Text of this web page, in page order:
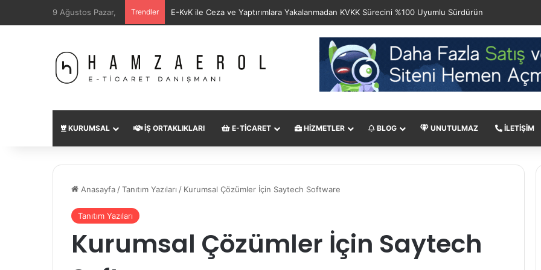
9 Ağustos Pazar, Trendler SEO Uzmanı Nedir?
KURUMSAL İŞ ORTAKLIKLARI E-TICARET HIZMETLER BLOG UNUTULMAZ İLETIŞIM
Anasayfa /Tanıtım Yazıları / Kurumsal Çözümler İçin Saytech Software
Tanıtım Yazıları
Kurumsal Çözümler İçin Saytech